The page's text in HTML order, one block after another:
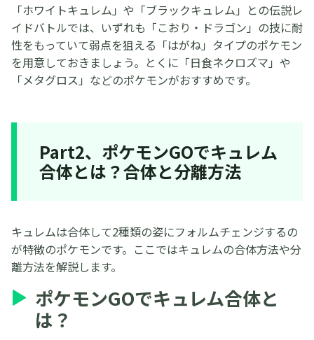
「ホワイトキュレム」や「ブラックキュレム」との伝説レ
イドバトルでは、いずれも「こおり・ドラゴン」の技に耐
性をもっていて弱点を狙える「はがね」タイプのポケモン
を用意しておきましょう。とくに「日食ネクロズマ」や
「メタグロス」などのポケモンがおすすめです。
Part2、ポケモンGOでキュレム
合体とは？合体と分離方法
キュレムは合体して2種類の姿にフォルムチェンジするの
が特徴のポケモンです。ここではキュレムの合体方法や分
離方法を解説します。
ポケモンGOでキュレム合体と
は？